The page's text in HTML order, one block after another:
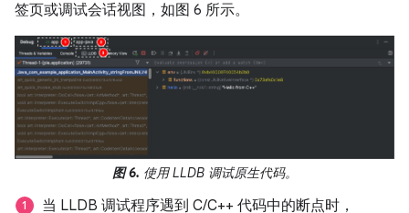
签页或调试会话视图，如图 6 所示。
图 6. 使用 LLDB 调试原生代码。
当 LLDB 调试程序遇到 C/C++ 代码中的断点时，